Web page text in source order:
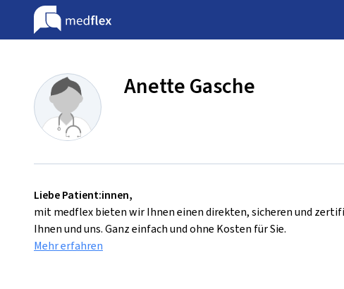
Anette Gasche
Liebe Patient:innen,
mit medflex bieten wir Ihnen einen direkten, sicheren und
Ihnen und uns. Ganz einfach und ohne Kosten für Sie.
Mehr erfahren